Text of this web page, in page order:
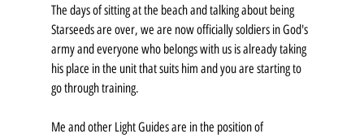
The days of sitting at the beach and talking about being
Starseeds are over, we are now officially soldiers in God's
army and everyone who belongs with us is already taking
his place in the unit that suits him and you are starting to
go through training.
Me and other Light Guides are in the position of